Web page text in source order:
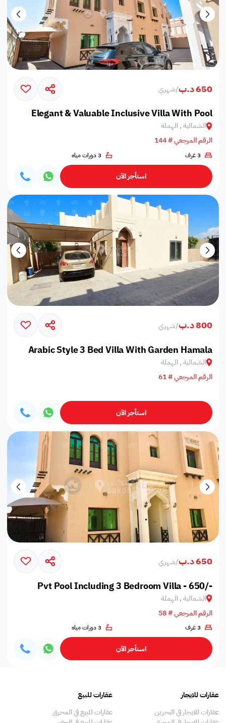
650 د.ب /شهري
Elegant & Valuable Inclusive Villa With Pool
الشمالية , الهملة
الرقم المرجعي # 144
3 غرف 3 دورات مياه
استأجر الآن
800 د.ب /شهري
Arabic Style 3 Bed Villa With Garden Hamala
الشمالية , الهملة
الرقم المرجعي # 61
استأجر الآن
650 د.ب /شهري
Pvt Pool Including 3 Bedroom Villa - 650/-
الشمالية , الهملة
الرقم المرجعي # 58
3 غرف 3 دورات مياه
استأجر الآن
عقارات للايجار
عقارات للايجار في البحرين
عقارات للبيع
عقارات للبيع في المحرق